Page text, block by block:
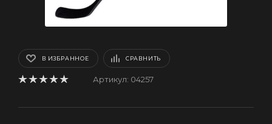
В ИЗБРАННОЕ СРАВНИТЬ
Артикул: 04257